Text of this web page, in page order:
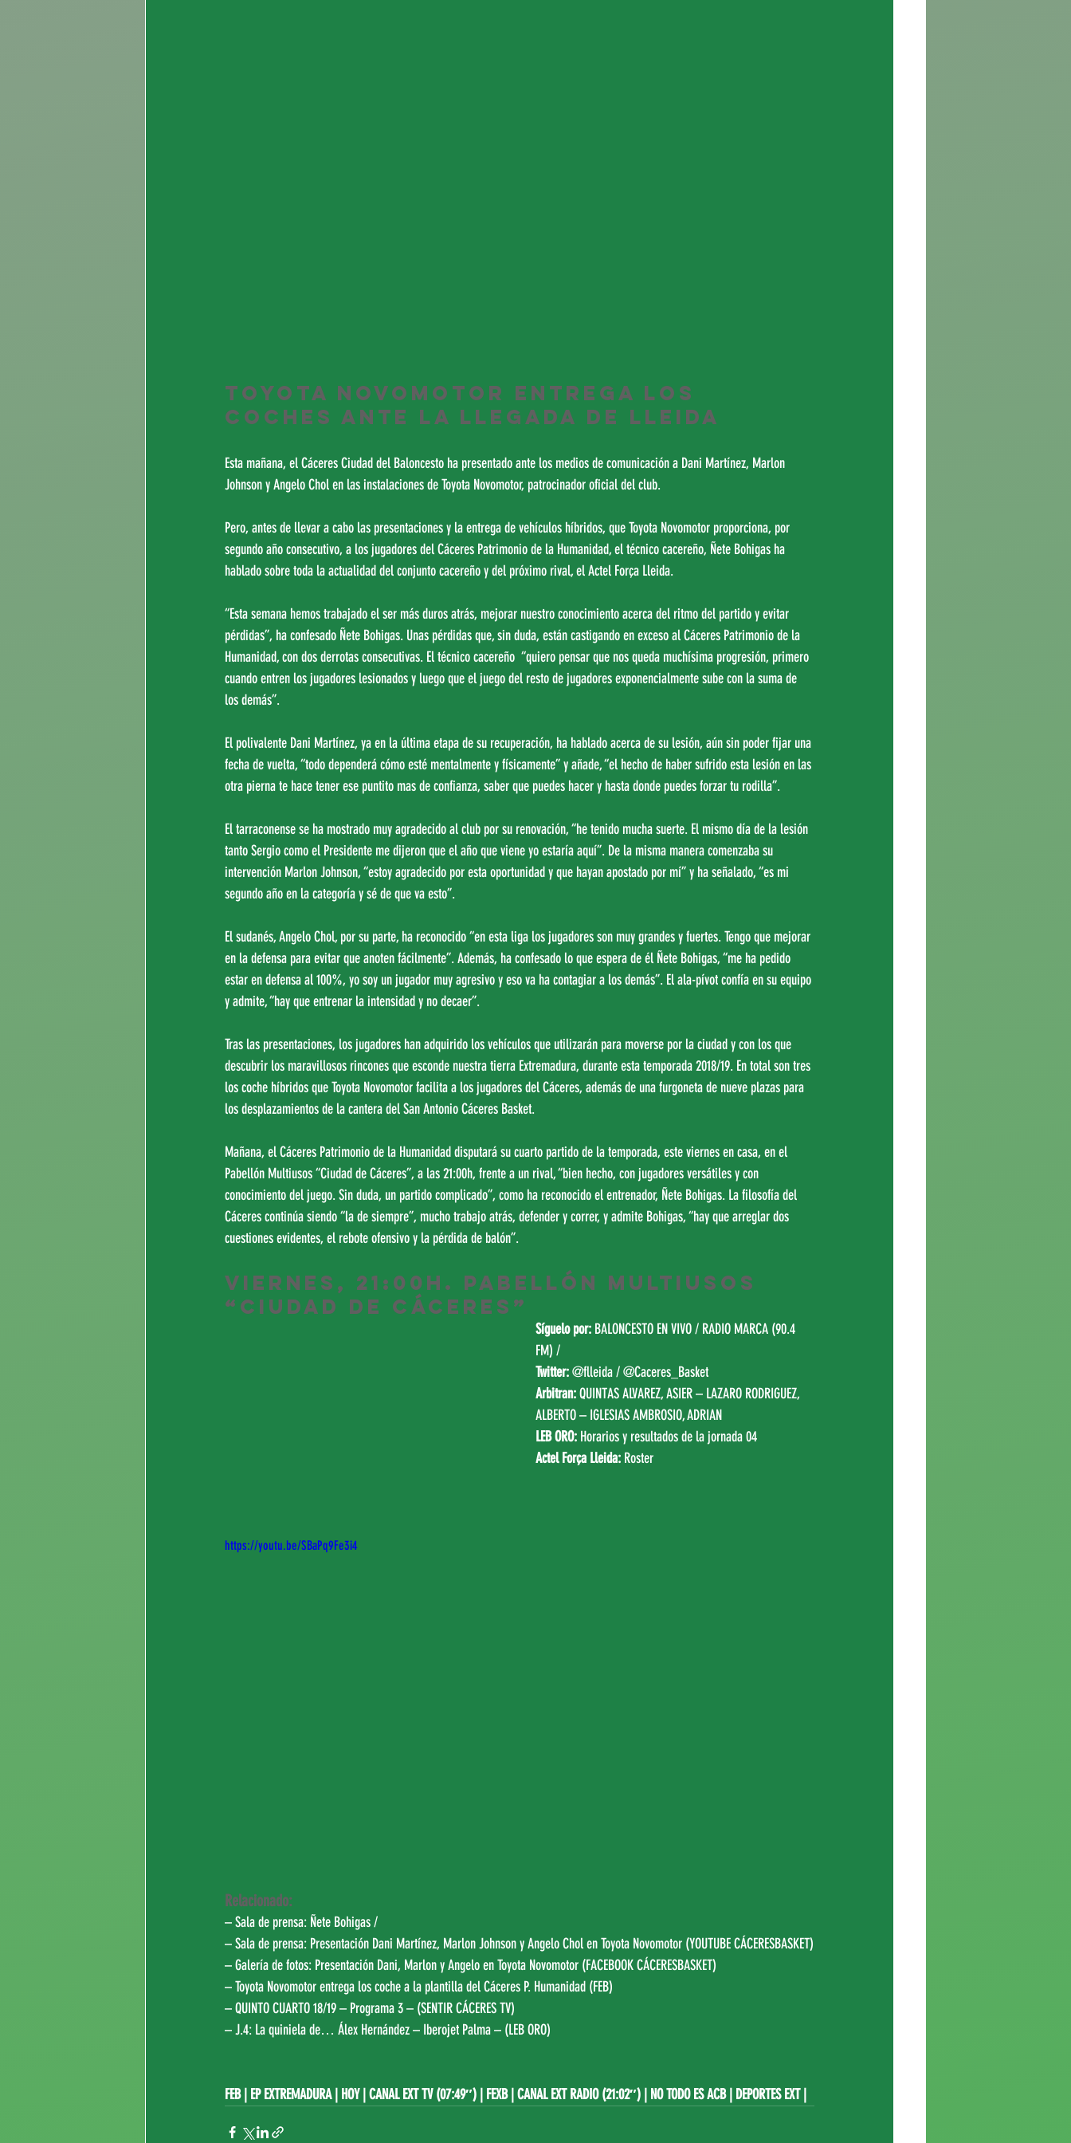
Toyota Novomotor entrega los
coches ante la llegada de Lleida
Esta mañana, el Cáceres Ciudad del Baloncesto ha presentado ante los medios de comunicación a Dani Martínez, Marlon
Johnson y Angelo Chol en las instalaciones de Toyota Novomotor, patrocinador oficial del club.
Pero, antes de llevar a cabo las presentaciones y la entrega de vehículos híbridos, que Toyota Novomotor proporciona, por
segundo año consecutivo, a los jugadores del Cáceres Patrimonio de la Humanidad, el técnico cacereño, Ñete Bohigas ha
hablado sobre toda la actualidad del conjunto cacereño y del próximo rival, el Actel Força Lleida.
“Esta semana hemos trabajado el ser más duros atrás, mejorar nuestro conocimiento acerca del ritmo del partido y evitar
pérdidas”, ha confesado Ñete Bohigas. Unas pérdidas que, sin duda, están castigando en exceso al Cáceres Patrimonio de la
Humanidad, con dos derrotas consecutivas. El técnico cacereño  “quiero pensar que nos queda muchísima progresión, primero
cuando entren los jugadores lesionados y luego que el juego del resto de jugadores exponencialmente sube con la suma de
los demás”.
El polivalente Dani Martínez, ya en la última etapa de su recuperación, ha hablado acerca de su lesión, aún sin poder fijar una
fecha de vuelta, “todo dependerá cómo esté mentalmente y físicamente” y añade, “el hecho de haber sufrido esta lesión en las
otra pierna te hace tener ese puntito mas de confianza, saber que puedes hacer y hasta donde puedes forzar tu rodilla”.
El tarraconense se ha mostrado muy agradecido al club por su renovación, “he tenido mucha suerte. El mismo día de la lesión
tanto Sergio como el Presidente me dijeron que el año que viene yo estaría aquí”. De la misma manera comenzaba su
intervención Marlon Johnson, “estoy agradecido por esta oportunidad y que hayan apostado por mí” y ha señalado, “es mi
segundo año en la categoría y sé de que va esto”.
El sudanés, Angelo Chol, por su parte, ha reconocido “en esta liga los jugadores son muy grandes y fuertes. Tengo que mejorar
en la defensa para evitar que anoten fácilmente”. Además, ha confesado lo que espera de él Ñete Bohigas, “me ha pedido
estar en defensa al 100%, yo soy un jugador muy agresivo y eso va ha contagiar a los demás”. El ala-pívot confía en su equipo
y admite, “hay que entrenar la intensidad y no decaer”.
Tras las presentaciones, los jugadores han adquirido los vehículos que utilizarán para moverse por la ciudad y con los que
descubrir los maravillosos rincones que esconde nuestra tierra Extremadura, durante esta temporada 2018/19. En total son tres
los coche híbridos que Toyota Novomotor facilita a los jugadores del Cáceres, además de una furgoneta de nueve plazas para
los desplazamientos de la cantera del San Antonio Cáceres Basket.
Mañana, el Cáceres Patrimonio de la Humanidad disputará su cuarto partido de la temporada, este viernes en casa, en el
Pabellón Multiusos “Ciudad de Cáceres”, a las 21:00h, frente a un rival, “bien hecho, con jugadores versátiles y con
conocimiento del juego. Sin duda, un partido complicado”, como ha reconocido el entrenador, Ñete Bohigas. La filosofía del
Cáceres continúa siendo “la de siempre”, mucho trabajo atrás, defender y correr, y admite Bohigas, “hay que arreglar dos
cuestiones evidentes, el rebote ofensivo y la pérdida de balón”.
Viernes, 21:00h. Pabellón Multiusos
“Ciudad de Cáceres”
Síguelo por: BALONCESTO EN VIVO / RADIO MARCA (90.4
FM) /
Twitter:@flleida / @Caceres_Basket
Arbitran: QUINTAS ALVAREZ, ASIER – LAZARO RODRIGUEZ,
ALBERTO – IGLESIAS AMBROSIO, ADRIAN
LEB ORO: Horarios y resultados de la jornada 04
Actel Força Lleida: Roster
https://youtu.be/SBaPq9Fe3i4
Relacionado:
– Sala de prensa: Ñete Bohigas /
– Sala de prensa: Presentación Dani Martínez, Marlon Johnson y Angelo Chol en Toyota Novomotor (YOUTUBE CÁCERESBASKET)
– Galería de fotos: Presentación Dani, Marlon y Angelo en Toyota Novomotor (FACEBOOK CÁCERESBASKET)
– Toyota Novomotor entrega los coche a la plantilla del Cáceres P. Humanidad (FEB)
– QUINTO CUARTO 18/19 – Programa 3 – (SENTIR CÁCERES TV)
– J.4: La quiniela de… Álex Hernández – Iberojet Palma – (LEB ORO)
FEB | EP EXTREMADURA HOY CANAL EXT TV (07:49″) | FEXB | CANAL EXT RADIO (21:02″) NO TODO ES ACB | DEPORTES EXT |